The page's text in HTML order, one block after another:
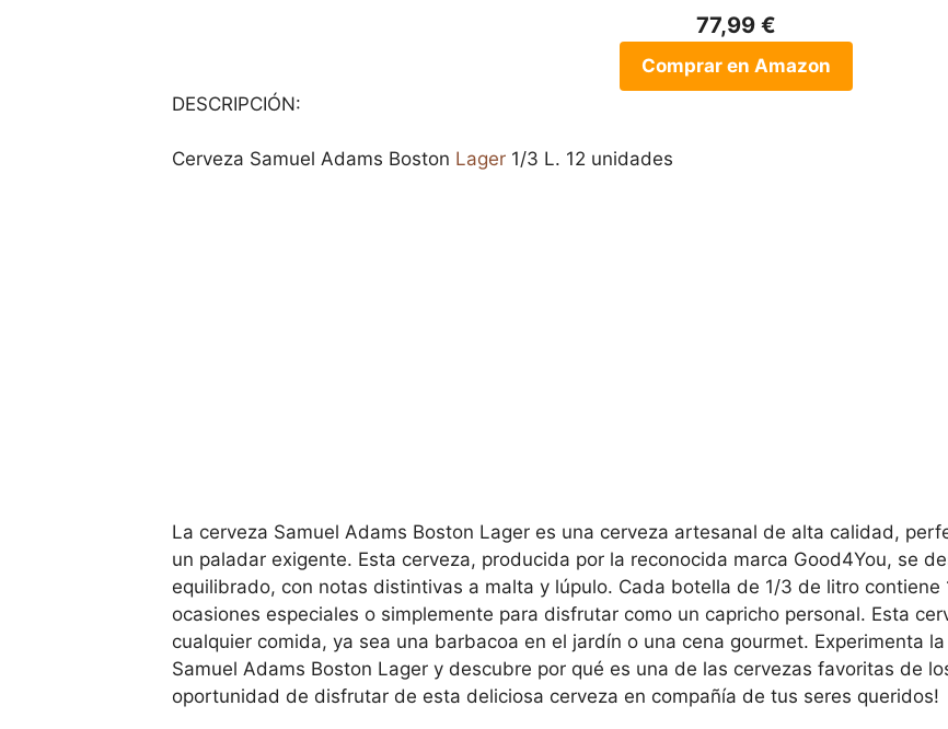
77,99 €
Comprar en Amazon
DESCRIPCIÓN:
Cerveza Samuel Adams Boston Lager 1/3 L. 12 unidades
La cerveza Samuel Adams Boston Lager es una cerveza artesanal de alta calidad,
un paladar exigente. Esta cerveza, producida por la reconocida marca Good4You, se
equilibrado, con notas distintivas a malta y lúpulo. Cada botella de 1/3 de litro
ocasiones especiales o simplemente para disfrutar como un capricho personal. Esta
cualquier comida, ya sea una barbacoa en el jardín o una cena gourmet. Experimenta
Samuel Adams Boston Lager y descubre por qué es una de las cervezas favoritas de
oportunidad de disfrutar de esta deliciosa cerveza en compañía de tus seres queridos!